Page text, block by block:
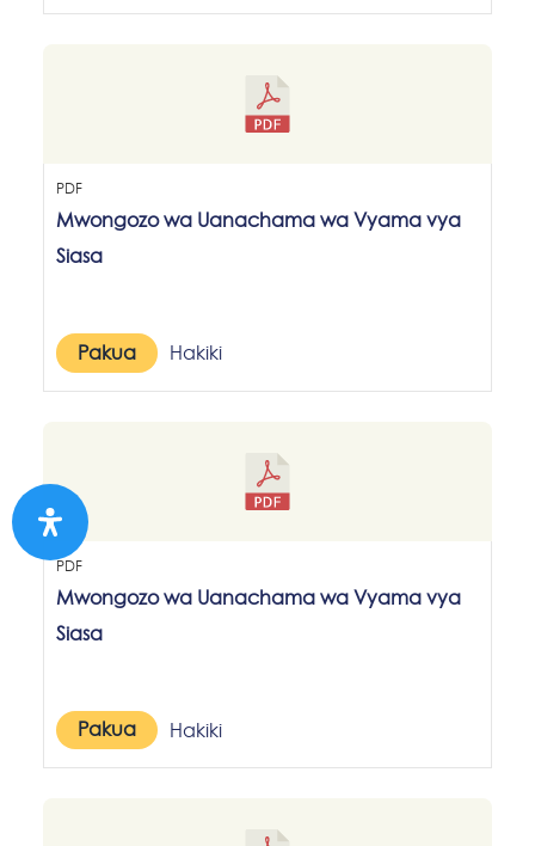
PDF
Mwongozo wa Uanachama wa Vyama vya
Siasa
Pakua Hakiki
PDF
Mwongozo wa Uanachama wa Vyama vya
Siasa
Pakua Hakiki